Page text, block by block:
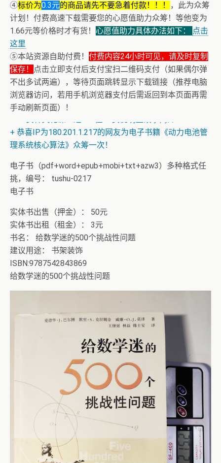
④标价为0.3元的商品请先不要急着付款！！！
，此为众筹
计划！付费高速下载需要您的心愿值助力众筹！等他变为
1.66元等价格时才有货！ 心愿值助力具体办法如下：
点击
这里
⑤本站资源自助付费！ 付费内容24小时可见，请及时复制
保存！
点击立即支付后支付宝扫二维码支付（如果偶尔弹
不出多试两遍），等待页面跳转显示下载链接（推荐电脑
浏览器访问，若用手机浏览器支付后需返回到本页面再需
手动刷新页面）！
+ AV女神文化课！近400位AV女优明星故事简介
+ 恭喜IP为180.201.1.217的网友为电子书籍《动力电池管
理系统核心算法》众筹一次！
+ 随机跳舞小姐姐（单击视频或点击随机播放、换个视频
开始欣赏）
电子书（pdf+word+epub+mobi+txt+azw3）多种格式任
挑，编号： tushu-0217
电子书
实体书出售（押金）： 50元
实体书出租（租金）： 3元
书名： 给数学迷的500个挑战性问题
建议用途： 书架装饰
ISBN:9787542843869
给数学迷的500个挑战性问题